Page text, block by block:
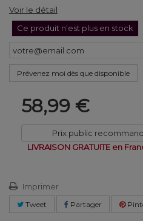
Voir le détail
Ce produit n'est plus en stock
Prévenez moi dès que disponible
58,99 €
Prix public
LIVRAISON GRATUITE en
Imprimer
Tweet Partager